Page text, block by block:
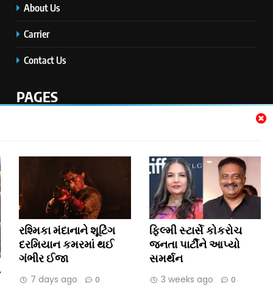
રશ્મિકા મંદાનાને શૂટિંગ
દરમિયાન કમરમાં થઈ
ગંભીર ઈજા
7 days ago 0
ફિલ્મી સ્ટાર્સે કોકરોચ
જનતા પાર્ટીને આપ્યો
સમર્થન
3 weeks ago 0
About Us
Carrier
Contact Us
PAGES
Privacy Policy
Copyright © 2026 3RD EYE MEDIA
Contact Us
Disclaimer Privacy Policy